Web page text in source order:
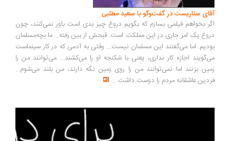
سناریست در گفت‌وگو با سعید مطلبی
بخواهم فیلمی بسازم که بگویم دروغ چیز بدی است باور نمی‌کنند، چون
یک امر جاری در این مملکت است. قبحش از بین رفته... ما بچه‌مسلمان
اما می‌گفتند این مسلمان نیست... وقتی به آدمی که در کار سینماست
اجازه کار نداری، یعنی با شکنجه او را می‌کشند... می‌توانند من را
بزنند اما نمی‌توانند من را روی زمین نگه دارند، من بلند می‌شوم...
عاشقانه مردم را دوست داشت ...